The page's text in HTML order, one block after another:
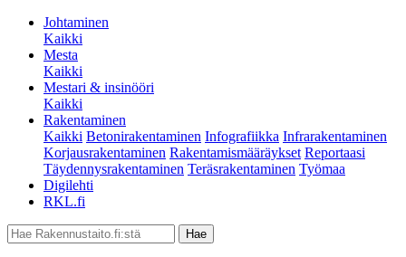
Johtaminen
Kaikki
Mesta
Kaikki
Mestari & insinööri
Kaikki
Rakentaminen
Kaikki Betonirakentaminen Infografiikka Infrarakentaminen
Korjausrakentaminen Rakentamismääräykset Reportaasi
Täydennysrakentaminen Teräsrakentaminen Työmaa
Digilehti
RKL.fi